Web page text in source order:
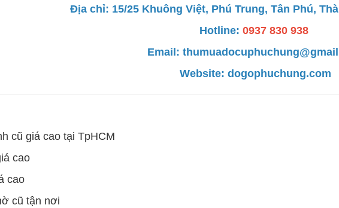
Địa chỉ: 15/25 Khuông Việt, Phú Trung, Tân Phú,
Hotline: 0937 830 938
Email:
Website: dogophuchung.com
cũ giá cao tại TpHCM
cao
cao
cũ tận nơi